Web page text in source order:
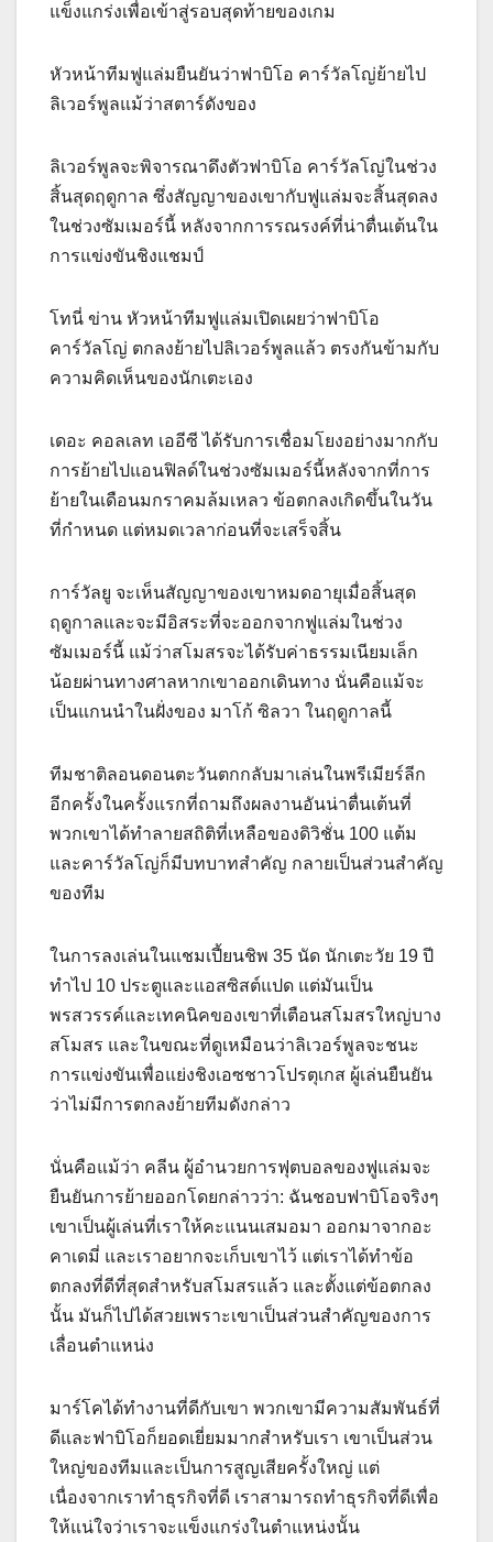
แข็งแกร่งเพื่อเข้าสู่รอบสุดท้ายของเกม
หัวหน้าทีมฟูแล่มยืนยันว่าฟาบิโอ คาร์วัลโญ่ย้ายไป
ลิเวอร์พูลแม้ว่าสตาร์ดังของ
ลิเวอร์พูลจะพิจารณาดึงตัวฟาบิโอ คาร์วัลโญ่ในช่วง
สิ้นสุดฤดูกาล ซึ่งสัญญาของเขากับฟูแล่มจะสิ้นสุดลง
ในช่วงซัมเมอร์นี้ หลังจากการรณรงค์ที่น่าตื่นเต้นใน
การแข่งขันชิงแชมป์
โทนี่ ข่าน หัวหน้าทีมฟูแล่มเปิดเผยว่าฟาบิโอ
คาร์วัลโญ่ ตกลงย้ายไปลิเวอร์พูลแล้ว ตรงกันข้ามกับ
ความคิดเห็นของนักเตะเอง
เดอะ คอลเลท เออีซี ได้รับการเชื่อมโยงอย่างมากกับ
การย้ายไปแอนฟิลด์ในช่วงซัมเมอร์นี้หลังจากที่การ
ย้ายในเดือนมกราคมล้มเหลว ข้อตกลงเกิดขึ้นในวัน
ที่กำหนด แต่หมดเวลาก่อนที่จะเสร็จสิ้น
การ์วัลยู จะเห็นสัญญาของเขาหมดอายุเมื่อสิ้นสุด
ฤดูกาลและจะมีอิสระที่จะออกจากฟูแล่มในช่วง
ซัมเมอร์นี้ แม้ว่าสโมสรจะได้รับค่าธรรมเนียมเล็ก
น้อยผ่านทางศาลหากเขาออกเดินทาง นั่นคือแม้จะ
เป็นแกนนำในฝั่งของ มาโก้ ซิลวา ในฤดูกาลนี้
ทีมชาติลอนดอนตะวันตกกลับมาเล่นในพรีเมียร์ลีก
อีกครั้งในครั้งแรกที่ถามถึงผลงานอันน่าตื่นเต้นที่
พวกเขาได้ทำลายสถิติที่เหลือของดิวิชั่น 100 แต้ม
และคาร์วัลโญ่ก็มีบทบาทสำคัญ กลายเป็นส่วนสำคัญ
ของทีม
ในการลงเล่นในแชมเปี้ยนชิพ 35 นัด นักเตะวัย 19 ปี
ทำไป 10 ประตูและแอสซิสต์แปด แต่มันเป็น
พรสวรรค์และเทคนิคของเขาที่เตือนสโมสรใหญ่บาง
สโมสร และในขณะที่ดูเหมือนว่าลิเวอร์พูลจะชนะ
การแข่งขันเพื่อแย่งชิงเอซชาวโปรตุเกส ผู้เล่นยืนยัน
ว่าไม่มีการตกลงย้ายทีมดังกล่าว
นั่นคือแม้ว่า คลีน ผู้อำนวยการฟุตบอลของฟูแล่มจะ
ยืนยันการย้ายออกโดยกล่าวว่า: ฉันชอบฟาบิโอจริงๆ
เขาเป็นผู้เล่นที่เราให้คะแนนเสมอมา ออกมาจากอะ
คาเดมี่ และเราอยากจะเก็บเขาไว้ แต่เราได้ทำข้อ
ตกลงที่ดีที่สุดสำหรับสโมสรแล้ว และตั้งแต่ข้อตกลง
นั้น มันก็ไปได้สวยเพราะเขาเป็นส่วนสำคัญของการ
เลื่อนตำแหน่ง
มาร์โคได้ทำงานที่ดีกับเขา พวกเขามีความสัมพันธ์ที่
ดีและฟาบิโอก็ยอดเยี่ยมมากสำหรับเรา เขาเป็นส่วน
ใหญ่ของทีมและเป็นการสูญเสียครั้งใหญ่ แต่
เนื่องจากเราทำธุรกิจที่ดี เราสามารถทำธุรกิจที่ดีเพื่อ
ให้แน่ใจว่าเราจะแข็งแกร่งในตำแหน่งนั้น